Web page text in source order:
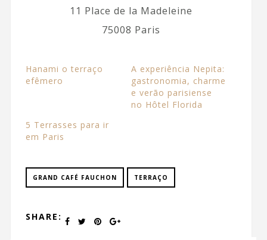
11 Place de la Madeleine
75008 Paris
Hanami o terraço
efêmero
A experiência Nepita:
gastronomia, charme
e verão parisiense
no Hôtel Florida
5 Terrasses para ir
em Paris
GRAND CAFÉ FAUCHON TERRAÇO
SHARE: